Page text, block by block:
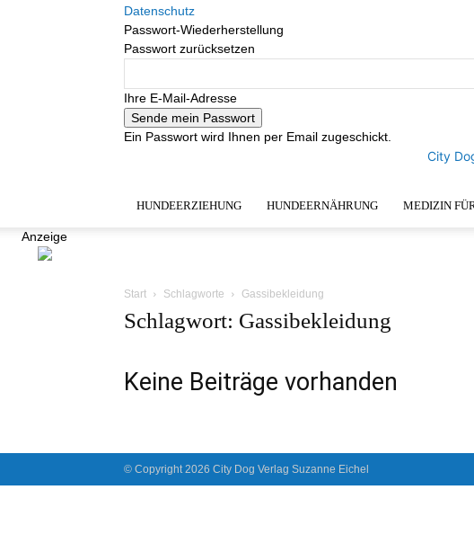
Datenschutz
Passwort-Wiederherstellung
Passwort zurücksetzen
Ihre E-Mail-Adresse
Ein Passwort wird Ihnen per Email zugeschickt.
City
HUNDEERZIEHUNG HUNDEERNÄHRUNG MEDIZIN
Anzeige
Start Schlagworte Gassibekleidung
Schlagwort: Gassibekleidung
Keine Beiträge vorhanden
© Copyright 2026 City Dog Verlag Suzanne Eichel